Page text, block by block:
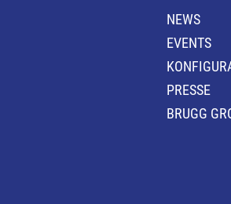
NEWS
EVENTS
PRESSE
BRUGG